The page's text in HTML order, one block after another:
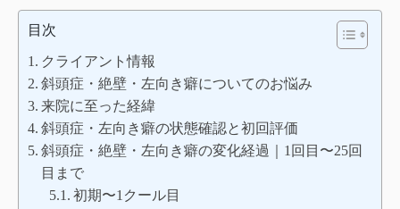
目次
クライアント情報
斜頭症・絶壁・左向き癖についてのお悩み
来院に至った経緯
斜頭症・左向き癖の状態確認と初回評価
斜頭症・絶壁・左向き癖の変化経過｜1回目〜25回
目まで
初期〜1クール目